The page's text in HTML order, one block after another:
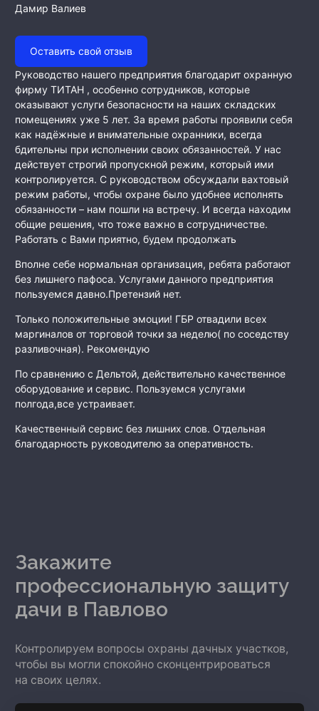
Дамир Валиев
Оставить свой отзыв
Руководство нашего предприятия благодарит охранную
фирму ТИТАН , особенно сотрудников, которые
оказывают услуги безопасности на наших складских
помещениях уже 5 лет. За время работы проявили себя
как надёжные и внимательные охранники, всегда
бдительны при исполнении своих обязанностей. У нас
действует строгий пропускной режим, который ими
контролируется. С руководством обсуждали вахтовый
режим работы, чтобы охране было удобнее исполнять
обязанности – нам пошли на встречу. И всегда находим
общие решения, что тоже важно в сотрудничестве.
Работать с Вами приятно, будем продолжать
Вполне себе нормальная организация, ребята работают
без лишнего пафоса. Услугами данного предприятия
пользуемся давно.Претензий нет.
Только положительные эмоции! ГБР отвадили всех
маргиналов от торговой точки за неделю( по соседству
разливочная). Рекомендую
По сравнению с Дельтой, действительно качественное
оборудование и сервис. Пользуемся услугами
полгода,все устраивает.
Качественный сервис без лишних слов. Отдельная
благодарность руководителю за оперативность.
Закажите
профессиональную защиту
дачи в Павлово
Контролируем вопросы охраны дачных участков,
чтобы вы могли спокойно сконцентрироваться
на своих целях.